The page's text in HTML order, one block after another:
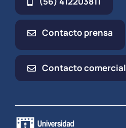
Contacto prensa
Contacto comercial